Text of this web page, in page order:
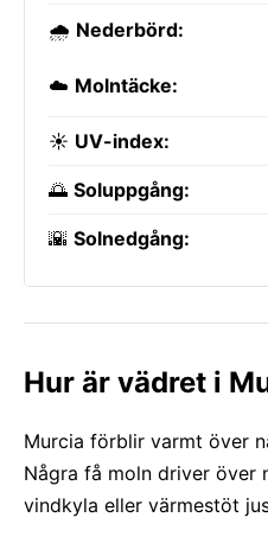
🌧️ Nederbörd:
☁️ Molntäcke:
☀️ UV-index:
🌅 Soluppgång:
🌇 Solnedgång:
Hur är vädret i
Murcia förblir varmt över
Några få moln driver över
vindkyla eller värmestöt